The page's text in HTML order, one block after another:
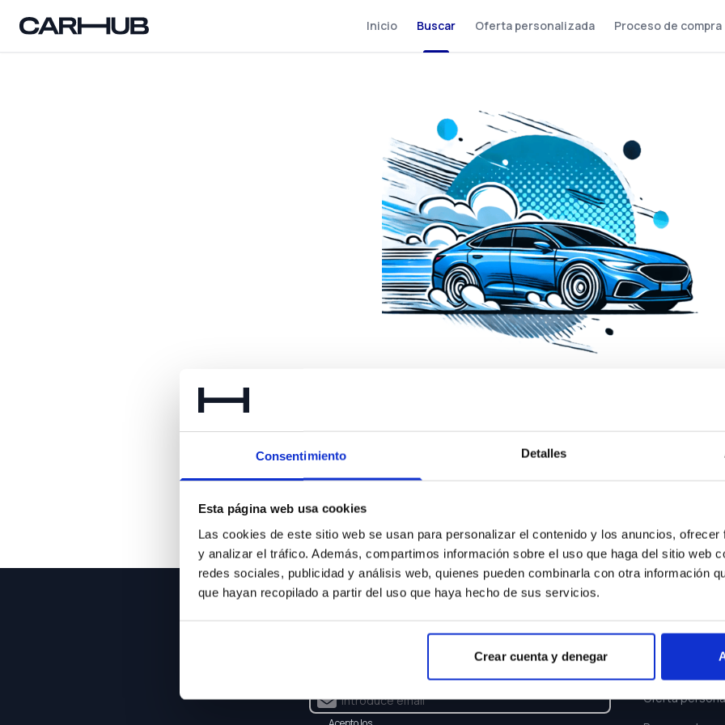
Consentimiento Detalles
Esta página web usa cookies
Las cookies de este sitio web se usan para personalizar el contenido y los anuncios,
y analizar el tráfico. Además, compartimos información sobre el uso que haga del sitio web
redes sociales, publicidad y análisis web, quienes pueden combinarla con otra información
que hayan recopilado a partir del uso que haya hecho de sus servicios.
Crear cuenta y denegar
Carhub Inicio Buscar Oferta personalizada Proceso de compra
Lo sentimos pero el coche que buscas ya no está
Suscríbete y recibe las últimas novedades y ofertas.
ENLACES
Oferta